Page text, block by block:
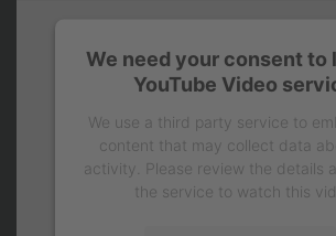
We need your consent to
YouTube Video
We use a third party service to
content that may collect data
activity. Please review the details
the service to watch this